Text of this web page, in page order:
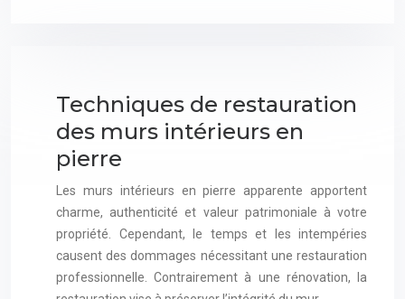
Techniques de restauration
des murs intérieurs en
pierre
Les murs intérieurs en pierre apparente apportent
charme, authenticité et valeur patrimoniale à votre
propriété. Cependant, le temps et les intempéries
causent des dommages nécessitant une restauration
professionnelle. Contrairement à une rénovation, la